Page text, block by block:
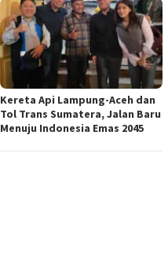
Kereta Api Lampung-Aceh dan
Tol Trans Sumatera, Jalan Baru
Menuju Indonesia Emas 2045